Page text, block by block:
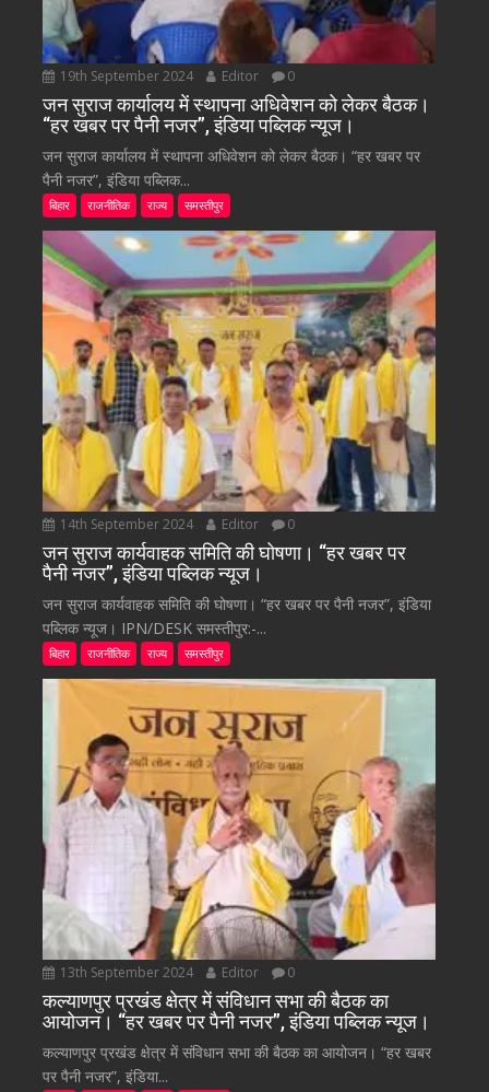
19th September 2024 Editor 0
जन सुराज कार्यालय में स्थापना अधिवेशन को लेकर बैठक।
“हर खबर पर पैनी नजर”, इंडिया पब्लिक न्यूज।
जन सुराज कार्यालय में स्थापना अधिवेशन को लेकर बैठक। “हर खबर पर
पैनी नजर”, इंडिया पब्लिक...
बिहार राजनीतिक राज्य समस्तीपुर
14th September 2024 Editor 0
जन सुराज कार्यवाहक समिति की घोषणा। “हर खबर पर
पैनी नजर”, इंडिया पब्लिक न्यूज।
जन सुराज कार्यवाहक समिति की घोषणा। “हर खबर पर पैनी नजर”, इंडिया
पब्लिक न्यूज। IPN/DESK समस्तीपुर:-...
बिहार राजनीतिक राज्य समस्तीपुर
13th September 2024 Editor 0
कल्याणपुर प्रखंड क्षेत्र में संविधान सभा की बैठक का
आयोजन। “हर खबर पर पैनी नजर”, इंडिया पब्लिक न्यूज।
कल्याणपुर प्रखंड क्षेत्र में संविधान सभा की बैठक का आयोजन। “हर खबर
पर पैनी नजर”, इंडिया...